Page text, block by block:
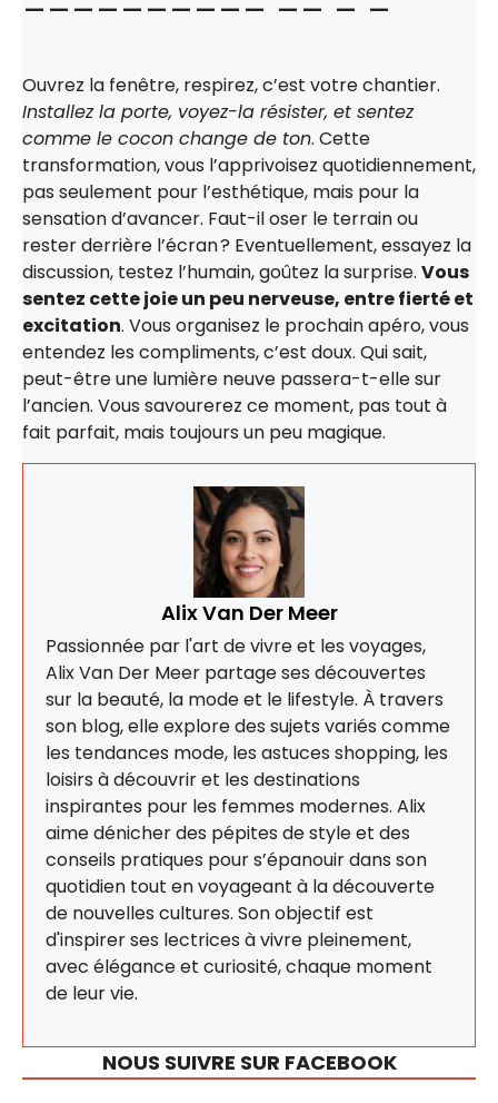
Ouvrez la fenêtre, respirez, c’est votre chantier.
Installez la porte, voyez-la résister, et sentez
comme le cocon change de ton. Cette
transformation, vous l’apprivoisez quotidiennement,
pas seulement pour l’esthétique, mais pour la
sensation d’avancer. Faut-il oser le terrain ou
rester derrière l’écran ? Eventuellement, essayez la
discussion, testez l’humain, goûtez la surprise. Vous
sentez cette joie un peu nerveuse, entre fierté et
excitation. Vous organisez le prochain apéro, vous
entendez les compliments, c’est doux. Qui sait,
peut-être une lumière neuve passera-t-elle sur
l’ancien. Vous savourerez ce moment, pas tout à
fait parfait, mais toujours un peu magique.
Alix Van Der Meer
Passionnée par l'art de vivre et les voyages,
Alix Van Der Meer partage ses découvertes
sur la beauté, la mode et le lifestyle. À travers
son blog, elle explore des sujets variés comme
les tendances mode, les astuces shopping, les
loisirs à découvrir et les destinations
inspirantes pour les femmes modernes. Alix
aime dénicher des pépites de style et des
conseils pratiques pour s’épanouir dans son
quotidien tout en voyageant à la découverte
de nouvelles cultures. Son objectif est
d'inspirer ses lectrices à vivre pleinement,
avec élégance et curiosité, chaque moment
de leur vie.
NOUS SUIVRE SUR FACEBOOK